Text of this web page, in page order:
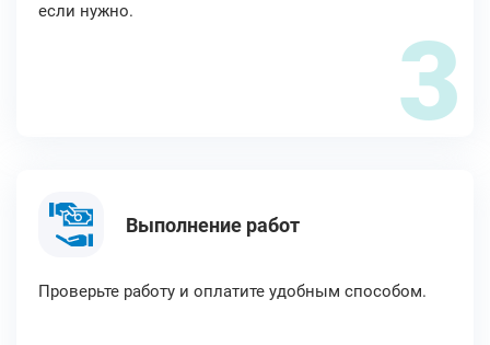
если нужно.
3
Выполнение работ
Проверьте работу и оплатите удобным способом.